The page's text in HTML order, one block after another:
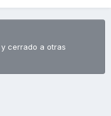
cerrado a otras